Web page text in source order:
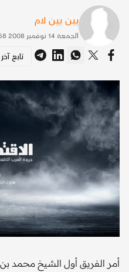
يين يين لام
الجمعة 14 نوفمبر 2008 5:58
تابع
أمر الفريق أول الشيخ محمد